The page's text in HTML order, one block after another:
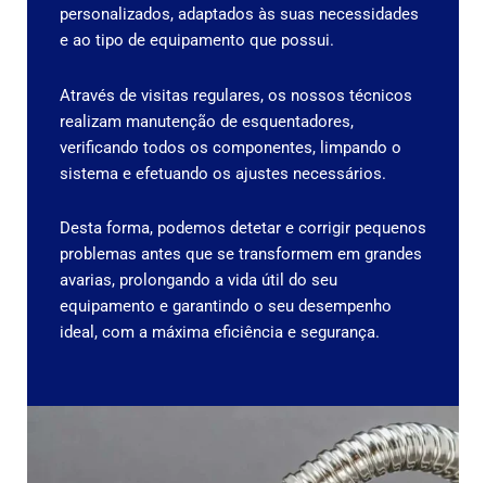
personalizados, adaptados às suas necessidades
e ao tipo de equipamento que possui.
Através de visitas regulares, os nossos técnicos
realizam manutenção de esquentadores,
verificando todos os componentes, limpando o
sistema e efetuando os ajustes necessários.
Desta forma, podemos detetar e corrigir pequenos
problemas antes que se transformem em grandes
avarias, prolongando a vida útil do seu
equipamento e garantindo o seu desempenho
ideal, com a máxima eficiência e segurança.